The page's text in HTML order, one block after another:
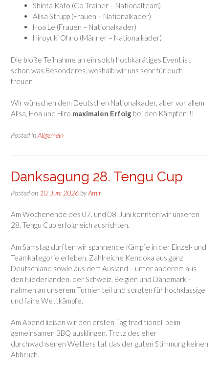
Shinta Kato (Co Trainer – Nationalteam)
Alisa Strupp (Frauen – Nationalkader)
Hoa Le (Frauen – Nationalkader)
Hiroyuki Ohno (Männer – Nationalkader)
Die bloße Teilnahme an ein solch hochkarätiges Event ist
schon was Besonderes, weshalb wir uns sehr für euch
freuen!
Wir wünschen dem Deutschen Nationalkader, aber vor allem
Alisa, Hoa und Hiro maximalen Erfolg bei den Kämpfen!!!
Posted inAllgemein
Danksagung 28. Tengu Cup
Posted on 10. Juni 2026 byAmir
Am Wochenende des 07. und 08. Juni konnten wir unseren
28. Tengu Cup erfolgreich ausrichten.
Am Samstag durften wir spannende Kämpfe in der Einzel- und
Teamkategorie erleben. Zahlreiche Kendoka aus ganz
Deutschland sowie aus dem Ausland – unter anderem aus
den Niederlanden, der Schweiz, Belgien und Dänemark –
nahmen an unserem Turnier teil und sorgten für hochklassige
und faire Wettkämpfe.
Am Abend ließen wir den ersten Tag traditionell beim
gemeinsamen BBQ ausklingen. Trotz des eher
durchwachsenen Wetters tat das der guten Stimmung keinen
Abbruch.